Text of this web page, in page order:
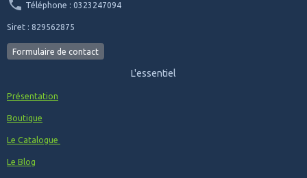
Téléphone : 0323247094
Siret : 829562875
Formulaire de contact
L'essentiel
Présentation
Boutique
Le Catalogue
Le Blog